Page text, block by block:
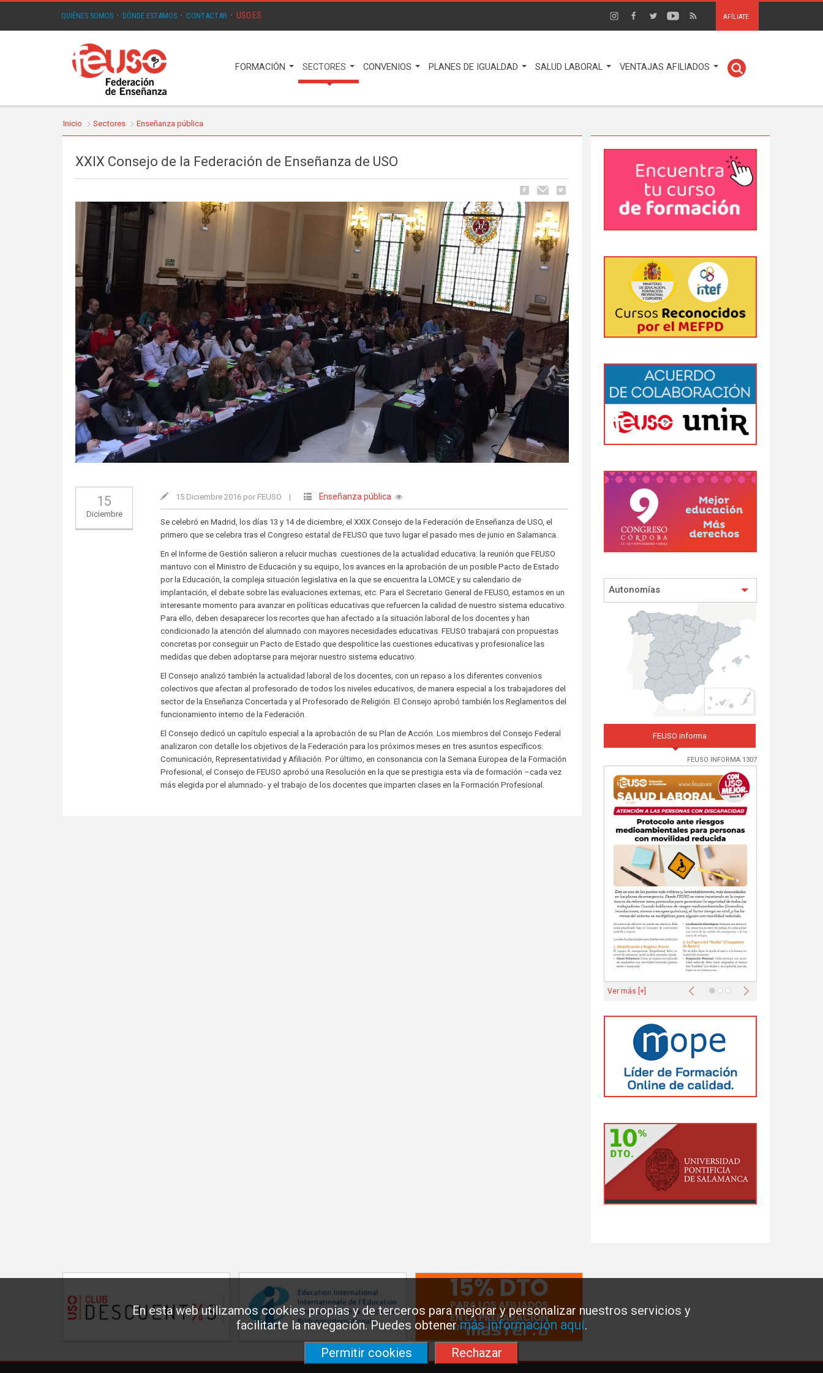
En esta web utilizamos cookies propias y de terceros para mejorar y personalizar nuestros servicios y
facilitarte la navegación. Puedes obtenermás información aquí.
Permitir cookies
Rechazar
QUIÉNES SOMOS · DÓNDE ESTAMOS · CONTACTAR · USO.ES AFÍLIATE
FORMACIÓN SECTORES CONVENIOS PLANES DE IGUALDAD SALUD LABORAL VENTAJAS AFILIADOS
Inicio Sectores Enseñanza pública
XXIX Consejo de la Federación de Enseñanza de USO
15
Diciembre
15 Diciembre 2016 por FEUSO | Enseñanza pública
Se celebró en Madrid, los días 13 y 14 de diciembre, el XXIX Consejo de la Federación de Enseñanza de USO, el
primero que se celebra tras el Congreso estatal de FEUSO que tuvo lugar el pasado mes de junio en Salamanca.
En el Informe de Gestión salieron a relucir muchas cuestiones de la actualidad educativa: la reunión que FEUSO
mantuvo con el Ministro de Educación y su equipo, los avances en la aprobación de un posible Pacto de Estado
por la Educación, la compleja situación legislativa en la que se encuentra la LOMCE y su calendario de
implantación, el debate sobre las evaluaciones externas, etc. Para el Secretario General de FEUSO, estamos en un
interesante momento para avanzar en políticas educativas que refuercen la calidad de nuestro sistema educativo.
Para ello, deben desaparecer los recortes que han afectado a la situación laboral de los docentes y han
condicionado la atención del alumnado con mayores necesidades educativas. FEUSO trabajará con propuestas
concretas por conseguir un Pacto de Estado que despolitice las cuestiones educativas y profesionalice las
medidas que deben adoptarse para mejorar nuestro sistema educativo.
El Consejo analizó también la actualidad laboral de los docentes, con un repaso a los diferentes convenios
colectivos que afectan al profesorado de todos los niveles educativos, de manera especial a los trabajadores del
sector de la Enseñanza Concertada y al Profesorado de Religión. El Consejo aprobó también los Reglamentos del
funcionamiento interno de la Federación.
El Consejo dedicó un capítulo especial a la aprobación de su Plan de Acción. Los miembros del Consejo Federal
analizaron con detalle los objetivos de la Federación para los próximos meses en tres asuntos específicos:
Comunicación, Representatividad y Afiliación. Por último, en consonancia con la Semana Europea de la Formación
Profesional, el Consejo de FEUSO aprobó una Resolución en la que se prestigia esta vía de formación –cada vez
más elegida por el alumnado- y el trabajo de los docentes que imparten clases en la Formación Profesional.
Autonomías
FEUSO informa
FEUSO INFORMA 1307
Anterior Siguiente
Ver más [+]